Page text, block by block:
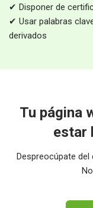
✔ Disponer de
✔ Usar palabras
derivados
Tu página
estar
Despreocúpate